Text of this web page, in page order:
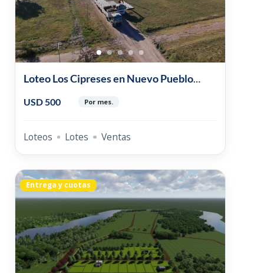
Loteo Los Cipreses en Nuevo Pueblo
USD 500 Por mes.
Loteos Lotes Ventas
Entrega y cuotas